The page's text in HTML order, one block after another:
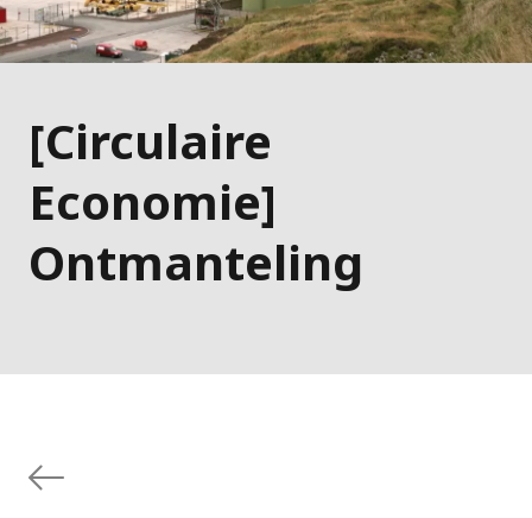
[Circulaire
Economie]
Ontmanteling